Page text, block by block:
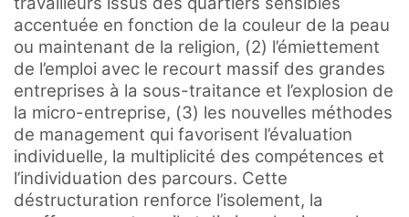
accentuée en fonction de la couleur de la peau
ou maintenant de la religion, (2) l’émiettement
de l’emploi avec le recourt massif des grandes
entreprises à la sous-traitance et l’explosion de
la micro-entreprise, (3) les nouvelles méthodes
de management qui favorisent l’évaluation
individuelle, la multiplicité des compétences et
l’individuation des parcours. Cette
déstructuration renforce l’isolement, la